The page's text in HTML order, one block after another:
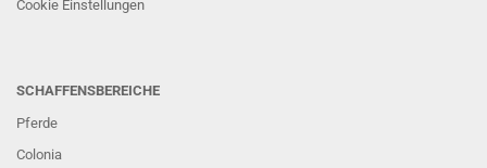
Cookie Einstellungen
SCHAFFENSBEREICHE
Pferde
Colonia